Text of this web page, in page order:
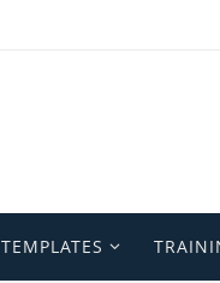
TEMPLATES